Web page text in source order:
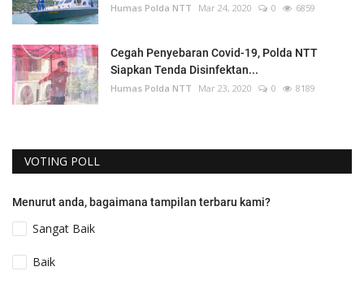
Humas Polda NTT Mar 24, 2020 0 6859
Cegah Penyebaran Covid-19, Polda NTT
Siapkan Tenda Disinfektan...
Humas Polda NTT Mar 23, 2020 0 8189
VOTING POLL
Menurut anda, bagaimana tampilan terbaru kami?
Sangat Baik
Baik